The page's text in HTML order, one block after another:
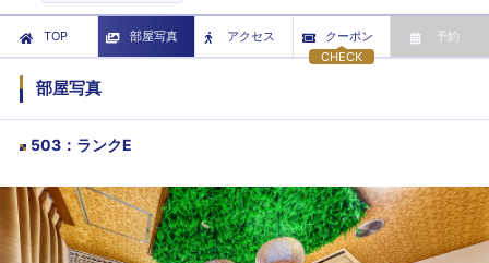
TOP 部屋写真
アクセス
CHECK
クーポン 予約
部屋写真
503 ： ランクE